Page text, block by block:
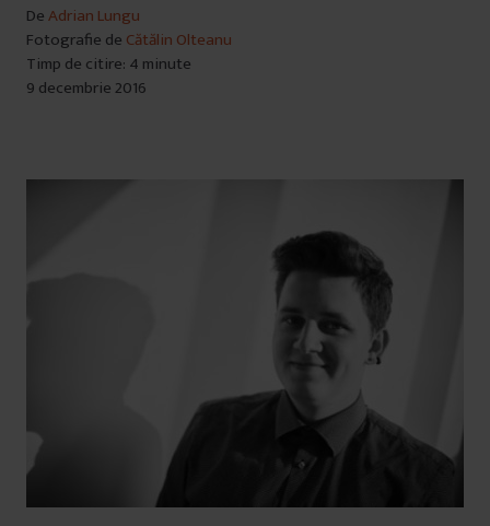
DeAdrian Lungu
Fotografie de Cătălin Olteanu
Timp de citire: 4 minute
9 decembrie 2016